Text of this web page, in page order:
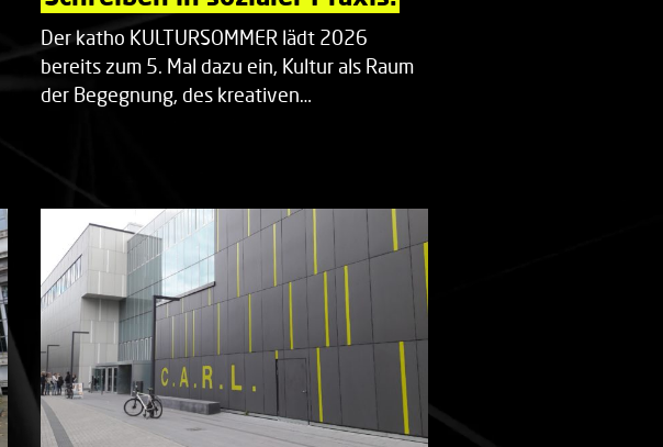
Der katho KULTURSOMMER lädt 2026
bereits zum 5. Mal dazu ein, Kultur als Raum
der Begegnung, des kreativen…